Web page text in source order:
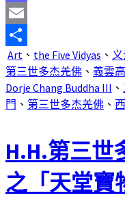
Mastodon
Email
分
享
Art 、 the Five Vidyas 、
第三世多杰羌佛 、 義雲
Dorje Chang Buddha III 、
門 、 第三世多杰羌佛 、
H.H.第三世
之「天堂寶